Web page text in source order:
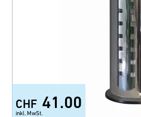
CHF 41.00
inkl. MwSt.